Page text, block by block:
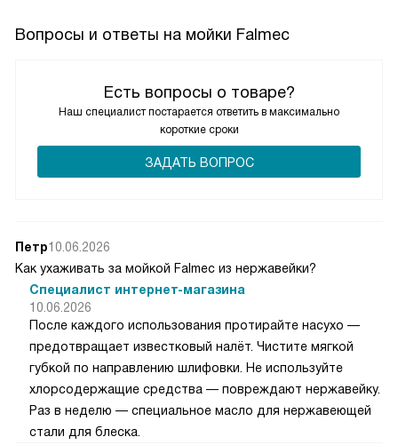
средством, иногда — содой. Сталь не капризничает,
эффектов, которое просто делает работу и не отвлекает.
Вопросы и ответы на мойки Falmec
Есть вопросы о товаре?
Наш специалист постарается ответить в максимально
короткие сроки
ЗАДАТЬ ВОПРОС
Петр10.06.2026
Как ухаживать за мойкой Falmec из нержавейки?
Специалист интернет-магазина
10.06.2026
После каждого использования протирайте насухо —
предотвращает известковый налёт. Чистите мягкой
губкой по направлению шлифовки. Не используйте
хлорсодержащие средства — повреждают нержавейку.
Раз в неделю — специальное масло для нержавеющей
стали для блеска.